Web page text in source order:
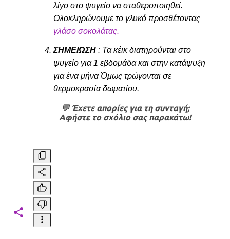
λίγο στο ψυγείο να σταθεροποιηθεί.
Ολοκληρώνουμε το γλυκό προσθέτοντας
γλάσο σοκολάτας.
ΣΗΜΕΙΩΣΗ : Τα κέικ διατηρούνται στο
ψυγείο για 1 εβδομάδα και στην κατάψυξη
για ένα μήνα Όμως τρώγονται σε
θερμοκρασία δωματίου.
💬 Έχετε απορίες για τη συνταγή;
Αφήστε το σχόλιο σας παρακάτω!